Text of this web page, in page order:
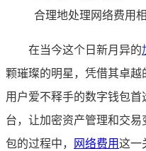
合理地处理网络费用相
在当今这个日新月异的
颗璀璨的明星，凭借其卓
用户爱不释手的数字钱包
台，让加密资产管理和交易
包的过程中，
网络费用这一